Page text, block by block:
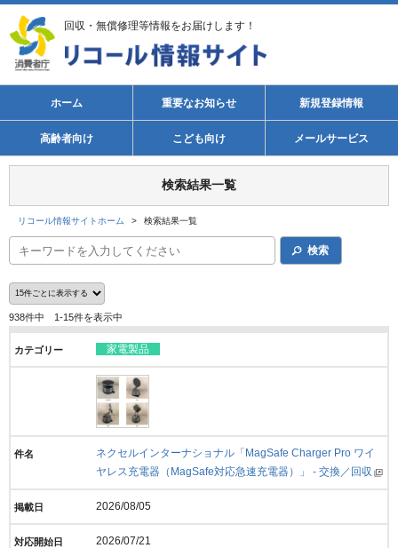
回収・無償修理等情報をお届けします！
ホーム 重要なお知らせ 新規登録情報
高齢者向け こども向け メールサービス
検索結果一覧
リコール情報サイトホーム > 検索結果一覧
検索
938件中 1-15件を表示中
家電製品
ネクセルインターナショナル「MagSafe Charger Pro ワイ
ヤレス充電器（MagSafe対応急速充電器）」 - 交換／回収
2026/08/05
2026/07/21